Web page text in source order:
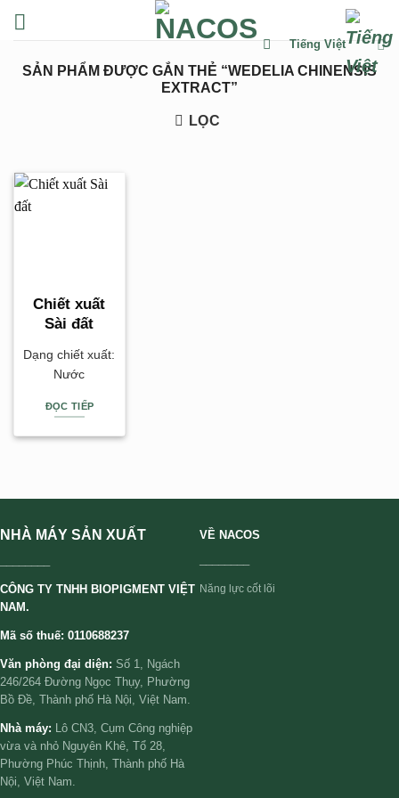
đến
dung
Tiếng Việt
SẢN PHẨM ĐƯỢC GẮN THẺ “WEDELIA CHINENSIS
EXTRACT”
LỌC
Chiết xuất
Sài đất
Dạng chiết xuất:
Nước
ĐỌC TIẾP
NHÀ MÁY SẢN XUẤT
CÔNG TY TNHH BIOPIGMENT VIỆT
NAM.
Mã số thuế: 0110688237
Văn phòng đại diện: Số 1, Ngách
246/264 Đường Ngọc Thụy, Phường
Bồ Đề, Thành phố Hà Nội, Việt Nam.
Nhà máy:
Lô CN3, Cụm Công nghiệp
vừa và nhỏ Nguyên Khê, Tổ 28,
Phường Phúc Thịnh, Thành phố Hà
Nội, Việt Nam.
VỀ NACOS
Năng lực cốt lõi